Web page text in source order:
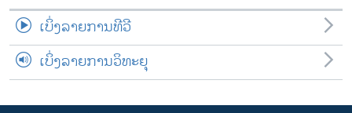
ເບິ່ງລາຍການທີວີ
ເບິ່ງລາຍການວິທະຍຸ